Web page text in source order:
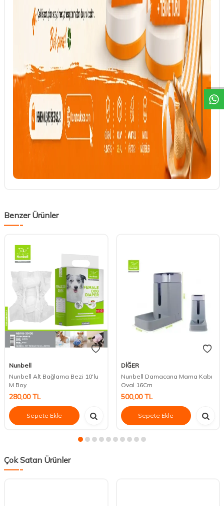
DESTEK
Benzer Ürünler
Nunbell
Nunbell Alt Bağlama Bezi 10'lu
M Boy
280,00TL
Sepete Ekle
DİĞER
Nunbell Damacana Mama Kabı
Oval 16Cm
500,00TL
Sepete Ekle
Çok Satan Ürünler